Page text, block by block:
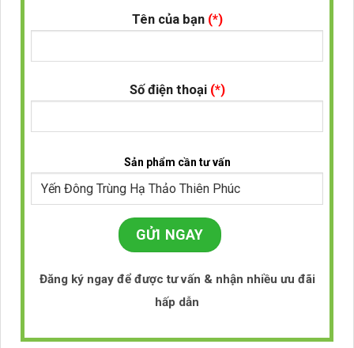
Tên của bạn (*)
Số điện thoại (*)
Sản phẩm cần tư vấn
Đăng ký ngay để được tư vấn & nhận nhiều ưu đãi
hấp dẫn